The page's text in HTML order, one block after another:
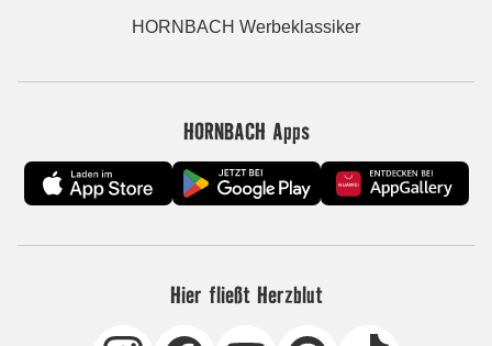
HORNBACH Werbeklassiker
HORNBACH Apps
Hier fließt Herzblut